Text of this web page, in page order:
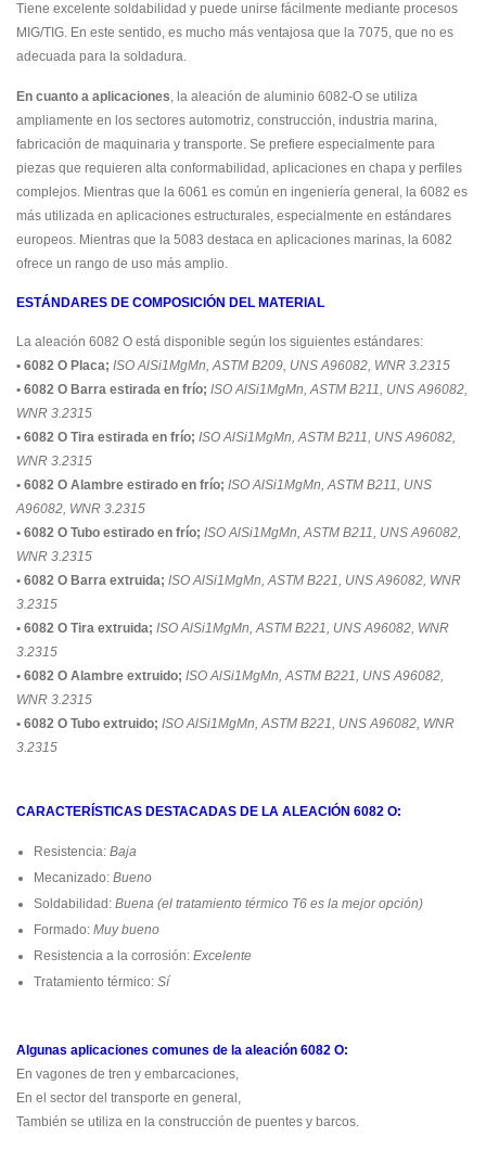
Tiene excelente soldabilidad y puede unirse fácilmente mediante procesos
MIG/TIG. En este sentido, es mucho más ventajosa que la 7075, que no es
adecuada para la soldadura.
En cuanto a aplicaciones , la aleación de aluminio 6082-O se utiliza
ampliamente en los sectores automotriz, construcción, industria marina,
fabricación de maquinaria y transporte. Se prefiere especialmente para
piezas que requieren alta conformabilidad, aplicaciones en chapa y perfiles
complejos. Mientras que la 6061 es común en ingeniería general, la 6082 es
más utilizada en aplicaciones estructurales, especialmente en estándares
europeos. Mientras que la 5083 destaca en aplicaciones marinas, la 6082
ofrece un rango de uso más amplio.
ESTÁNDARES DE COMPOSICIÓN DEL MATERIAL
La aleación 6082 O está disponible según los siguientes estándares:
• 6082 O Placa; ISO AlSi1MgMn, ASTM B209, UNS A96082, WNR 3.2315
• 6082 O Barra estirada en frío; ISO AlSi1MgMn, ASTM B211, UNS A96082,
WNR 3.2315
• 6082 O Tira estirada en frío; ISO AlSi1MgMn, ASTM B211, UNS A96082,
WNR 3.2315
• 6082 O Alambre estirado en frío; ISO AlSi1MgMn, ASTM B211, UNS
A96082, WNR 3.2315
• 6082 O Tubo estirado en frío; ISO AlSi1MgMn, ASTM B211, UNS A96082,
WNR 3.2315
• 6082 O Barra extruida; ISO AlSi1MgMn, ASTM B221, UNS A96082, WNR
3.2315
• 6082 O Tira extruida; ISO AlSi1MgMn, ASTM B221, UNS A96082, WNR
3.2315
• 6082 O Alambre extruido; ISO AlSi1MgMn, ASTM B221, UNS A96082,
WNR 3.2315
• 6082 O Tubo extruido; ISO AlSi1MgMn, ASTM B221, UNS A96082, WNR
3.2315
CARACTERÍSTICAS DESTACADAS DE LA ALEACIÓN 6082 O:
Resistencia: Baja
Mecanizado: Bueno
Soldabilidad: Buena (el tratamiento térmico T6 es la mejor opción)
Formado: Muy bueno
Resistencia a la corrosión: Excelente
Tratamiento térmico: Sí
Algunas aplicaciones comunes de la aleación 6082 O:
En vagones de tren y embarcaciones,
En el sector del transporte en general,
También se utiliza en la construcción de puentes y barcos.